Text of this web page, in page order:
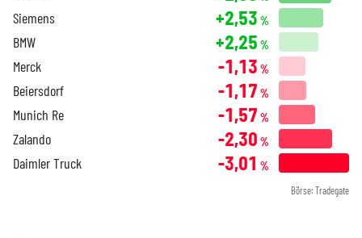
Siemens +2,53 %
BMW +2,25 %
Merck -1,13 %
Beiersdorf -1,17 %
Munich Re -1,57 %
Zalando -2,30 %
Daimler Truck -3,01 %
Börse: Tradegate